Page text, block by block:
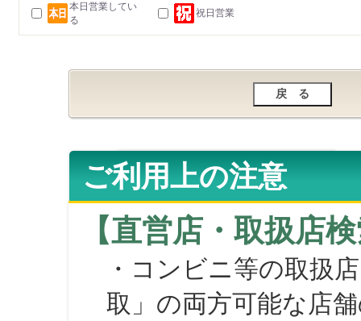
本日営業してい
る
祝日営業
ご利用上の注意
【直営店・取扱店
・コンビニ等の取扱
取」の両方可能な店